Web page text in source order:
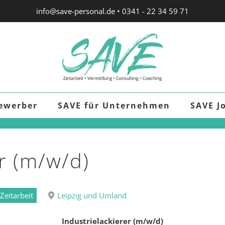
info@save-personal.de • 0341 - 22 34 59 71
SAVE für Unternehmen SAVE
(m/w/d)
Zeitarbeit Leipzig und Umland
Industrielackierer (m/w/d)